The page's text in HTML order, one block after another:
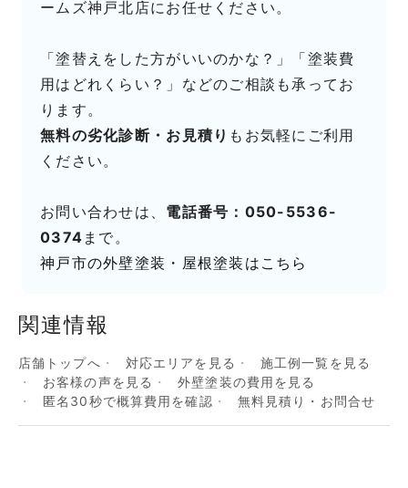
ームズ神戸北店にお任せください。
「塗替えをした方がいいのかな？」「塗装費
用はどれくらい？」などのご相談も承ってお
ります。
無料の劣化診断・お見積り もお気軽にご利用
ください。
お問い合わせは、 電話番号：050-5536-
0374 まで。
神戸市の外壁塗装・屋根塗装はこちら
関連情報
店舗トップへ 対応エリアを見る
施工例一覧を見る
お客様の声を見る
外壁塗装の費用を見る
匿名30秒で概算費用を確認
無料見積り・お問合せ